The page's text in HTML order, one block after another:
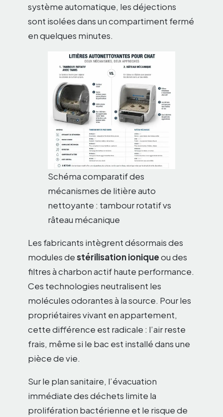
système automatique, les déjections
sont isolées dans un compartiment fermé
en quelques minutes.
Schéma comparatif des
mécanismes de litière auto
nettoyante : tambour rotatif vs
râteau mécanique
Les fabricants intègrent désormais des
modules destérilisation ioniqueou des
filtres à charbon actif haute performance.
Ces technologies neutralisent les
molécules odorantes à la source. Pour les
propriétaires vivant en appartement,
cette différence est radicale : l’air reste
frais, même si le bac est installé dans une
pièce de vie.
Sur le plan sanitaire, l’évacuation
immédiate des déchets limite la
prolifération bactérienne et le risque de